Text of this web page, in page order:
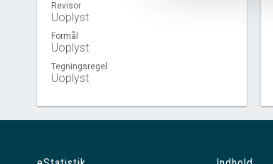
Revisor
Uoplyst
Formål
Uoplyst
Tegningsregel
Uoplyst